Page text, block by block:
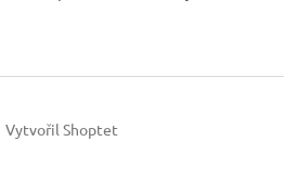
Vytvořil Shoptet